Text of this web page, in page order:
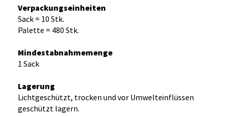
Verpackungseinheiten
Sack = 10 Stk.
Palette = 480 Stk.
Mindestabnahmemenge
1 Sack
Lagerung
Lichtgeschützt, trocken und vor Umwelteinflüssen
geschützt lagern.